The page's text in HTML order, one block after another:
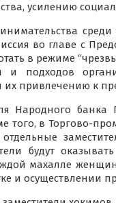
усилению
во главе с
в режиме
подходов
привлечению к
Народного
того, в Торгово-
будут
махалле
и осуществлении